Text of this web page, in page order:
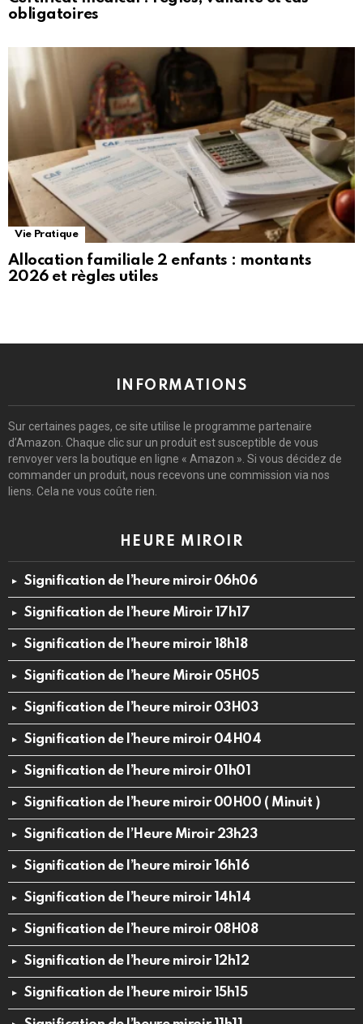
obligatoires
Vie Pratique
Allocation familiale 2 enfants : montants
2026 et règles utiles
INFORMATIONS
Sur certaines pages, ce site utilise le programme partenaire
d’Amazon. Chaque clic sur un produit est susceptible de vous
renvoyer vers la boutique en ligne « Amazon ». Si vous décidez de
commander un produit, nous recevons une commission via nos
liens. Cela ne vous coûte rien.
HEURE MIROIR
Signification de l’heure miroir 06h06
Signification de l’heure Miroir 17h17
Signification de l’heure miroir 18h18
Signification de l’heure Miroir 05H05
Signification de l’heure miroir 03H03
Signification de l’heure miroir 04H04
Signification de l’heure miroir 01h01
Signification de l’heure miroir 00H00 ( Minuit )
Signification de l’Heure Miroir 23h23
Signification de l’heure miroir 16h16
Signification de l’heure miroir 14h14
Signification de l’heure miroir 08H08
Signification de l’heure miroir 12h12
Signification de l’heure miroir 15h15